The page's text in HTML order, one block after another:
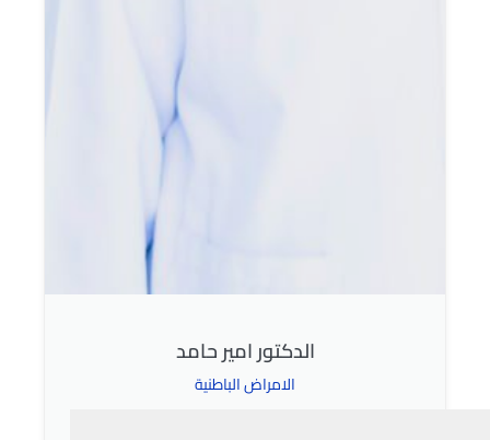
الدكتور امير حامد
الامراض الباطنية